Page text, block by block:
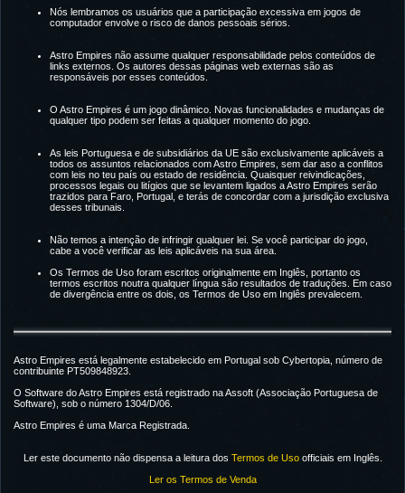
Nós lembramos os usuários que a participação excessiva em jogos de
computador envolve o risco de danos pessoais sérios.
Astro Empires não assume qualquer responsabilidade pelos conteúdos de
links externos. Os autores dessas páginas web externas são as
responsáveis por esses conteúdos.
O Astro Empires é um jogo dinâmico. Novas funcionalidades e mudanças de
qualquer tipo podem ser feitas a qualquer momento do jogo.
As leis Portuguesa e de subsidiários da UE são exclusivamente aplicáveis a
todos os assuntos relacionados com Astro Empires, sem dar aso a conflitos
com leis no teu país ou estado de residência. Quaisquer reivindicações,
processos legais ou litígios que se levantem ligados a Astro Empires serão
trazidos para Faro, Portugal, e terás de concordar com a jurisdição exclusiva
desses tribunais.
Não temos a intenção de infringir qualquer lei. Se você participar do jogo,
cabe a você verificar as leis aplicáveis na sua área.
Os Termos de Uso foram escritos originalmente em Inglês, portanto os
termos escritos noutra qualquer língua são resultados de traduções. Em caso
de divergência entre os dois, os Termos de Uso em Inglês prevalecem.
Astro Empires está legalmente estabelecido em Portugal sob Cybertopia, número de
contribuinte PT509848923.
O Software do Astro Empires está registrado na Assoft (Associação Portuguesa de
Software), sob o número 1304/D/06.
Astro Empires é uma Marca Registrada.
Ler este documento não dispensa a leitura dos Termos de Usoofficiais em Inglês.
Ler os Termos de Venda